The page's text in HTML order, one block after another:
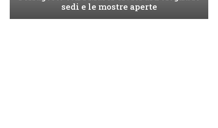
sedi e le mostre aperte